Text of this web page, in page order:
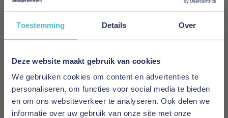
Toestemming Details Over
Deze website maakt gebruik van cookies
We gebruiken cookies om content en advertenties te
personaliseren, om functies voor social media te bieden
en om ons websiteverkeer te analyseren. Ook delen we
informatie over uw gebruik van onze site met onze
Specificaties
Finish: Powder coating
Colour: MINT GREEN
Slat base included: Yes
Recommended Slatbase: Slatbase is included
Product style: Industrial